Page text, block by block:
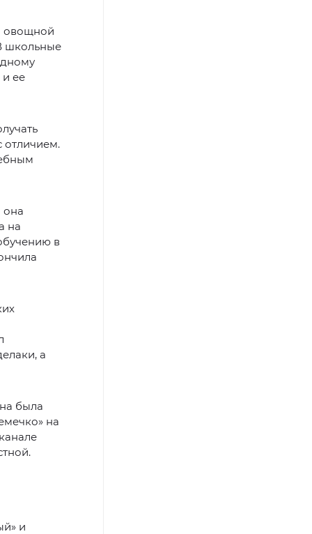
овощной
школьные
и ее
отличием.
она
на
в
а
была
на
и